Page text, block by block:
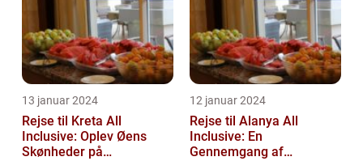
13 januar 2024
Rejse til Kreta All
Inclusive: Oplev Øens
Skønheder på
12 januar 2024
Rejse til Alanya All
Inclusive: En
Gennemgang af